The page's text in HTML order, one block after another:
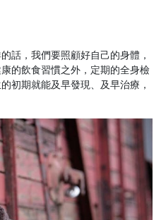
話，我們要照顧好自己的身體，
的飲食習慣之外，定期的全身檢
初期就能及早發現、及早治療，